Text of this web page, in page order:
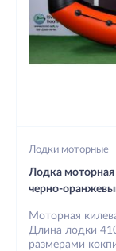
Лодки моторные
Лодка моторная
черно-
Моторная
Длина лодки
размерами